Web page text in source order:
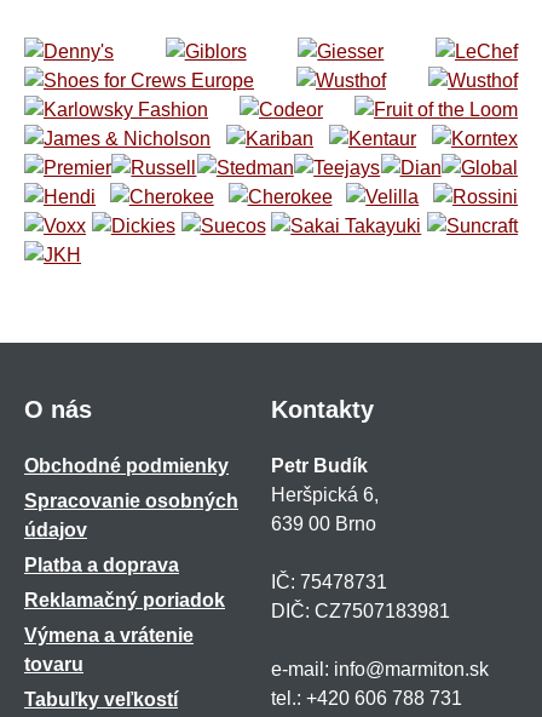
O nás
Obchodné podmienky
Spracovanie osobných
údajov
Platba a doprava
Reklamačný poriadok
Výmena a vrátenie
tovaru
Tabuľky veľkostí
Kontakty
Petr Budík
Heršpická 6,
639 00 Brno
IČ: 75478731
DIČ: CZ7507183981
e-mail: info@marmiton.sk
tel.: +420 606 788 731